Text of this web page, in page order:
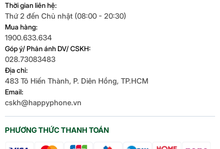
PHƯƠNG THỨC THANH TOÁN
Thời gian liên hệ:
Thứ 2 đến Chủ nhật (08:00 - 20:30)
Mua hàng:
1900.633.634
Góp ý/ Phản ánh DV/ CSKH:
028.73083483
Địa chỉ:
483 Tô Hiến Thành, P. Diên Hồng, TP.HCM
Email:
cskh@happyphone.vn